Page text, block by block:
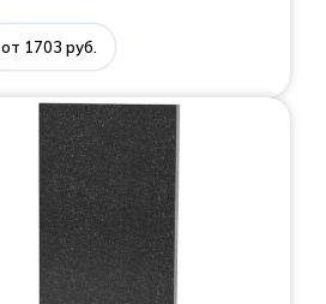
от 1703 руб.